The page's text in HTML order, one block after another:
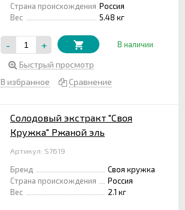
Страна происхождения Россия
Вес
5.48 кг
- + В наличии
Быстрый просмотр
В избранное
Сравнение
Солодовый экстракт "Своя
Кружка" Ржаной эль
Артикул: S7619
Бренд
Своя кружка
Страна происхождения
Россия
Вес
2.1 кг